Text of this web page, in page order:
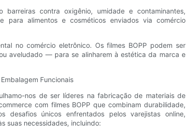
contra oxigênio, umidade e contaminantes,
para alimentos e cosméticos enviados via comércio
no comércio eletrônico. Os filmes BOPP podem ser
aveludado — para se alinharem à estética da marca e
Funcionais
nos de ser líderes na fabricação de materiais de
com filmes BOPP que combinam durabilidade,
desafios únicos enfrentados pelos varejistas online,
suas necessidades, incluindo: